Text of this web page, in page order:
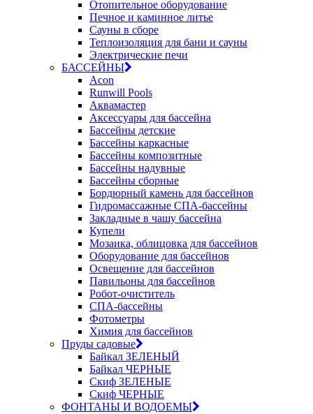
Отопительное оборудование
Печное и каминное литье
Сауны в сборе
Теплоизоляция для бани и сауны
Электрические печи
БАССЕЙНЫ
Acon
Runwill Pools
Аквамастер
Аксессуары для бассейна
Бассейны детские
Бассейны каркасные
Бассейны композитные
Бассейны надувные
Бассейны сборные
Бордюрный камень для бассейнов
Гидромассажные СПА-бассейны
Закладные в чашу бассейна
Купели
Мозаика, облицовка для бассейнов
Оборудование для бассейнов
Освещение для бассейнов
Павильоны для бассейнов
Робот-очиститель
СПА-бассейны
Фотометры
Химия для бассейнов
Пруды садовые
Байкал ЗЕЛЕНЫЙ
Байкал ЧЕРНЫЕ
Скиф ЗЕЛЕНЫЕ
Скиф ЧЕРНЫЕ
ФОНТАНЫ И ВОДОЕМЫ